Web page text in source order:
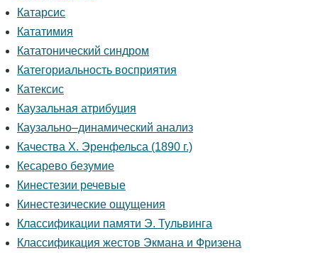
Катарсис
Кататимия
Кататонический синдром
Категориальность восприятия
Катексис
Каузальная атрибуция
Каузально–динамический анализ
Качества Х. Эренфельса (1890 г.)
Кесарево безумие
Кинестезии речевые
Кинестезические ощущения
Классификации памяти Э. Тульвинга
Классификация жестов Экмана и Фризена